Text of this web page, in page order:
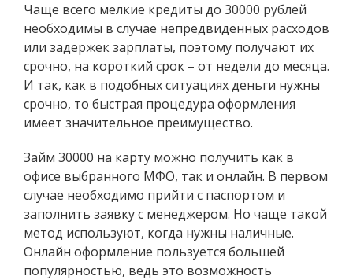
Чаще всего мелкие кредиты до 30000 рублей
необходимы в случае непредвиденных расходов
или задержек зарплаты, поэтому получают их
срочно, на короткий срок – от недели до месяца.
И так, как в подобных ситуациях деньги нужны
срочно, то быстрая процедура оформления
имеет значительное преимущество.
Займ 30000 на карту можно получить как в
офисе выбранного МФО, так и онлайн. В первом
случае необходимо прийти с паспортом и
заполнить заявку с менеджером. Но чаще такой
метод используют, когда нужны наличные.
Онлайн оформление пользуется большей
популярностью, ведь это возможность